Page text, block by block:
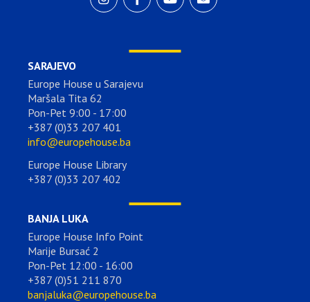
SARAJEVO
Europe House u Sarajevu
Maršala Tita 62
Pon-Pet 9:00 - 17:00
+387 (0)33 207 401
info@europehouse.ba
Europe House Library
+387 (0)33 207 402
BANJA LUKA
Europe House Info Point
Marije Bursać 2
Pon-Pet 12:00 - 16:00
+387 (0)51 211 870
banjaluka@europehouse.ba